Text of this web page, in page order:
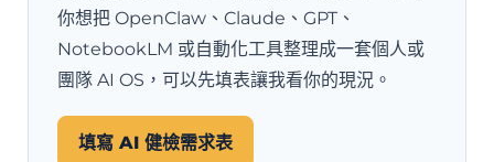
你想把 OpenClaw、Claude、GPT、
NotebookLM 或自動化工具整理成一套個人或
團隊 AI OS，可以先填表讓我看你的現況。
填寫 AI 健檢需求表